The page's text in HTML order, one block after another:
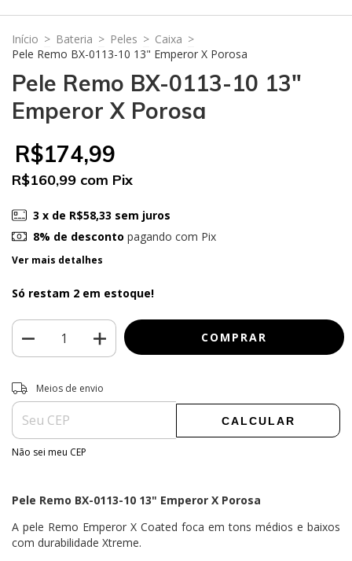
Início > Bateria > Peles > Caixa >
Pele Remo BX-0113-10 13" Emperor X Porosa
Pele Remo BX-0113-10 13"
Emperor X Porosa
R$174,99
R$160,99 com Pix
3 x de R$58,33 sem juros
8% de desconto pagando com Pix
Ver mais detalhes
Só restam 2 em estoque!
Entregas para o CEP:
Meios de envio
CALCULAR
Não sei meu CEP
Pele Remo BX-0113-10 13" Emperor X Porosa
A pele Remo Emperor X Coated foca em tons médios e baixos
com durabilidade Xtreme.